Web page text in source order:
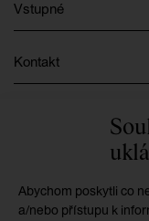
Abychom poskytli co
a/nebo přístupu k
Vstupné
Kontakt